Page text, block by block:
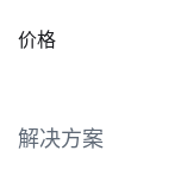
价格
解决方案